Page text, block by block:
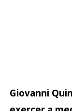
Giovanni